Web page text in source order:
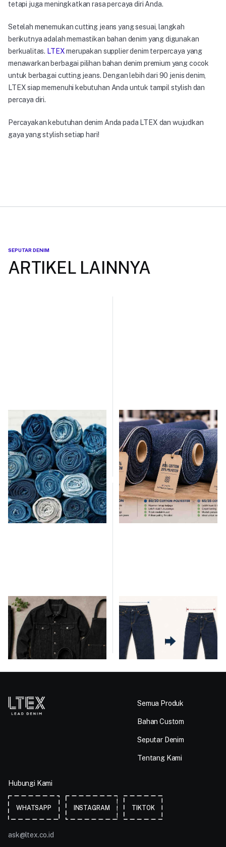
tetapi juga meningkatkan rasa percaya diri Anda.
Setelah menemukan cutting jeans yang sesuai, langkah
berikutnya adalah memastikan bahan denim yang digunakan
berkualitas. LTEXmerupakan supplier denim terpercaya yang
menawarkan berbagai pilihan bahan denim premium yang cocok
untuk berbagai cutting jeans. Dengan lebih dari 90 jenis denim,
LTEX siap memenuhi kebutuhan Anda untuk tampil stylish dan
percaya diri.
Percayakan kebutuhan denim Anda pada LTEX dan wujudkan
gaya yang stylish setiap hari!
SEPUTAR DENIM
ARTIKEL LAINNYA
Bahan Stretch Premium
LTEX: Denim Fleksibel
yang Nyaman, Kuat, dan
Berkualitas
July 20, 2026 BACA ARTIKEL
Dampak Komposisi Cotton
vs Polyester dalam Denim:
Mana yang Lebih Baik?
July 18, 2026 BACA ARTIKEL
Bahan Denim Hitam:
Karakteristik, Kelebihan,
dan Tips Memilihnya
July 17, 2026 BACA ARTIKEL
Apa Itu Shrinkage Denim?
Penyebab, Jenis, dan Cara
Menguranginya
July 16, 2026 BACA ARTIKEL
Semua Produk
Bahan Custom
Seputar Denim
Tentang Kami
Hubungi Kami
WHATSAPP INSTAGRAM TIKTOK
ask@ltex.co.id